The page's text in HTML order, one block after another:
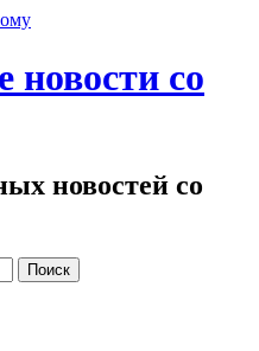
со
новостей со